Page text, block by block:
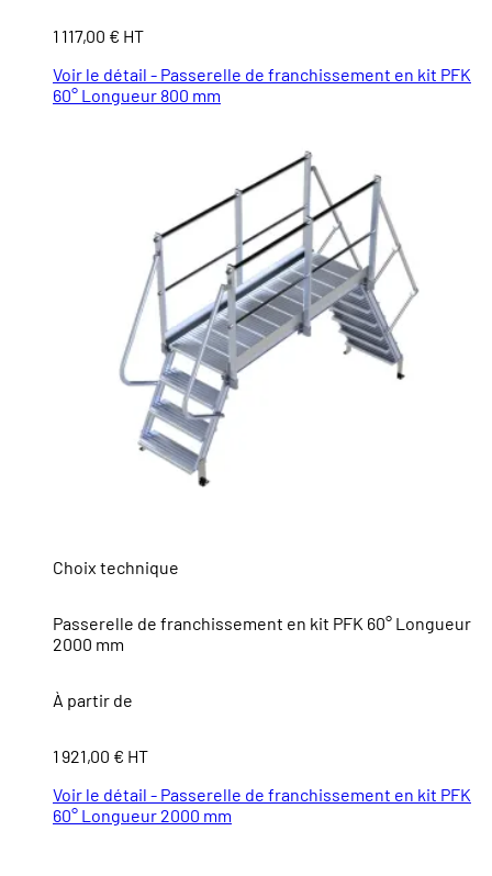
1 117,00 € HT
Voir le détail - Passerelle de franchissement en kit PFK
60° Longueur 800 mm
Choix technique
Passerelle de franchissement en kit PFK 60° Longueur
2000 mm
À partir de
1 921,00 € HT
Voir le détail - Passerelle de franchissement en kit PFK
60° Longueur 2000 mm